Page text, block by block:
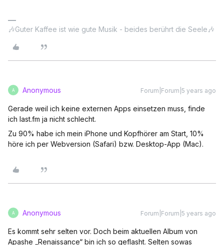
🎶Guter Kaffee ist wie gute Musik - beides berührt die Seele🎶
A Anonymous Forum|Forum|5 years ago
Gerade weil ich keine externen Apps einsetzen muss, finde
ich last.fm ja nicht schlecht.
Zu 90% habe ich mein iPhone und Kopfhörer am Start, 10%
höre ich per Webversion (Safari) bzw. Desktop-App (Mac).
A Anonymous Forum|Forum|5 years ago
Es kommt sehr selten vor. Doch beim aktuellen Album von
Apashe „Renaissance“ bin ich so geflasht. Selten sowas